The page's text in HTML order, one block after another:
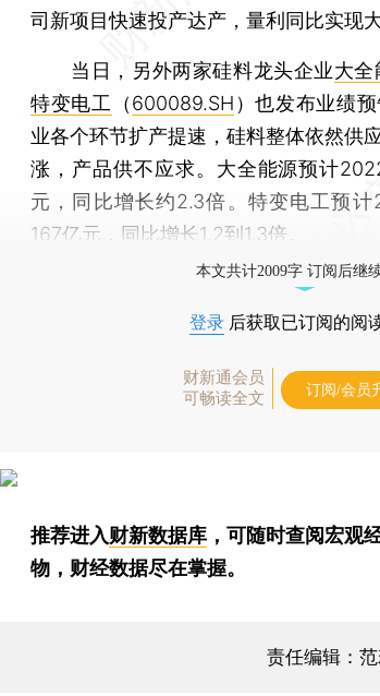
司新项目快速投产达产，量利同比实现大
当日，另外两家硅料龙头企业大全
特变电工
（600089.SH ）也发布业绩
业各个环节扩产提速，硅料整体依然供
涨，产品供不应求。大全能源预计
元，同比增长约2.3倍。特变电工预
167亿元，同比增长1.2到1.3倍。
本文共计2009字 订阅后继
登录 后获取已订阅的阅
财新通会员
可畅读全文
订阅/会员
推荐进入财新数据库 ，可随时查阅宏观
物，财经数据尽在掌握。
责任编辑：